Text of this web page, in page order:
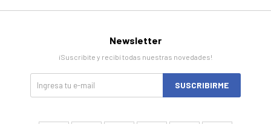
Newsletter
¡Suscribite y recibí todas nuestras novedades!
SUSCRIBIRME